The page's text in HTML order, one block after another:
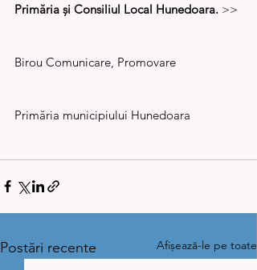
Primăria şi Consiliul Local Hunedoara. >>
Birou Comunicare, Promovare
Primăria municipiului Hunedoara
Postări recente Afișează-le pe toate